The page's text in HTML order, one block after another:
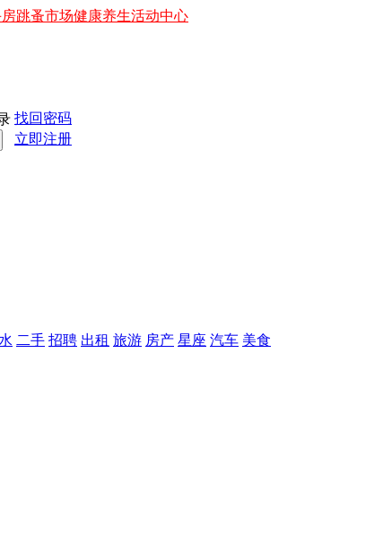
跳蚤市场健康养生活动中心
找回密码
立即注册
二手 招聘 出租 旅游 房产 星座 汽车 美食